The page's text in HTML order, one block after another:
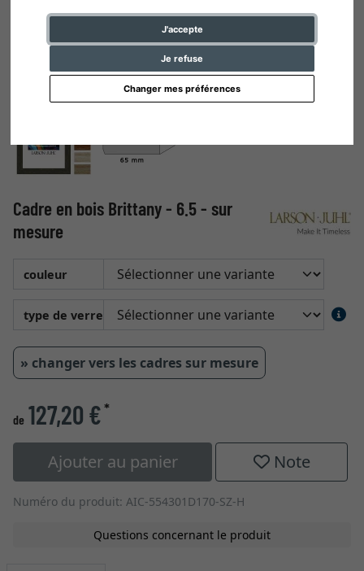
J'accepte
Je refuse
Changer mes préférences
Cadre en bois Brittany - 6.5 - sur
mesure
couleur
type de verre
» changer vers les cadres sur mesure
de 127,20 €*
Ajouter au panier Note
Numéro du produit: AIC-554301D170-SZ-H
Questions concernant le produit